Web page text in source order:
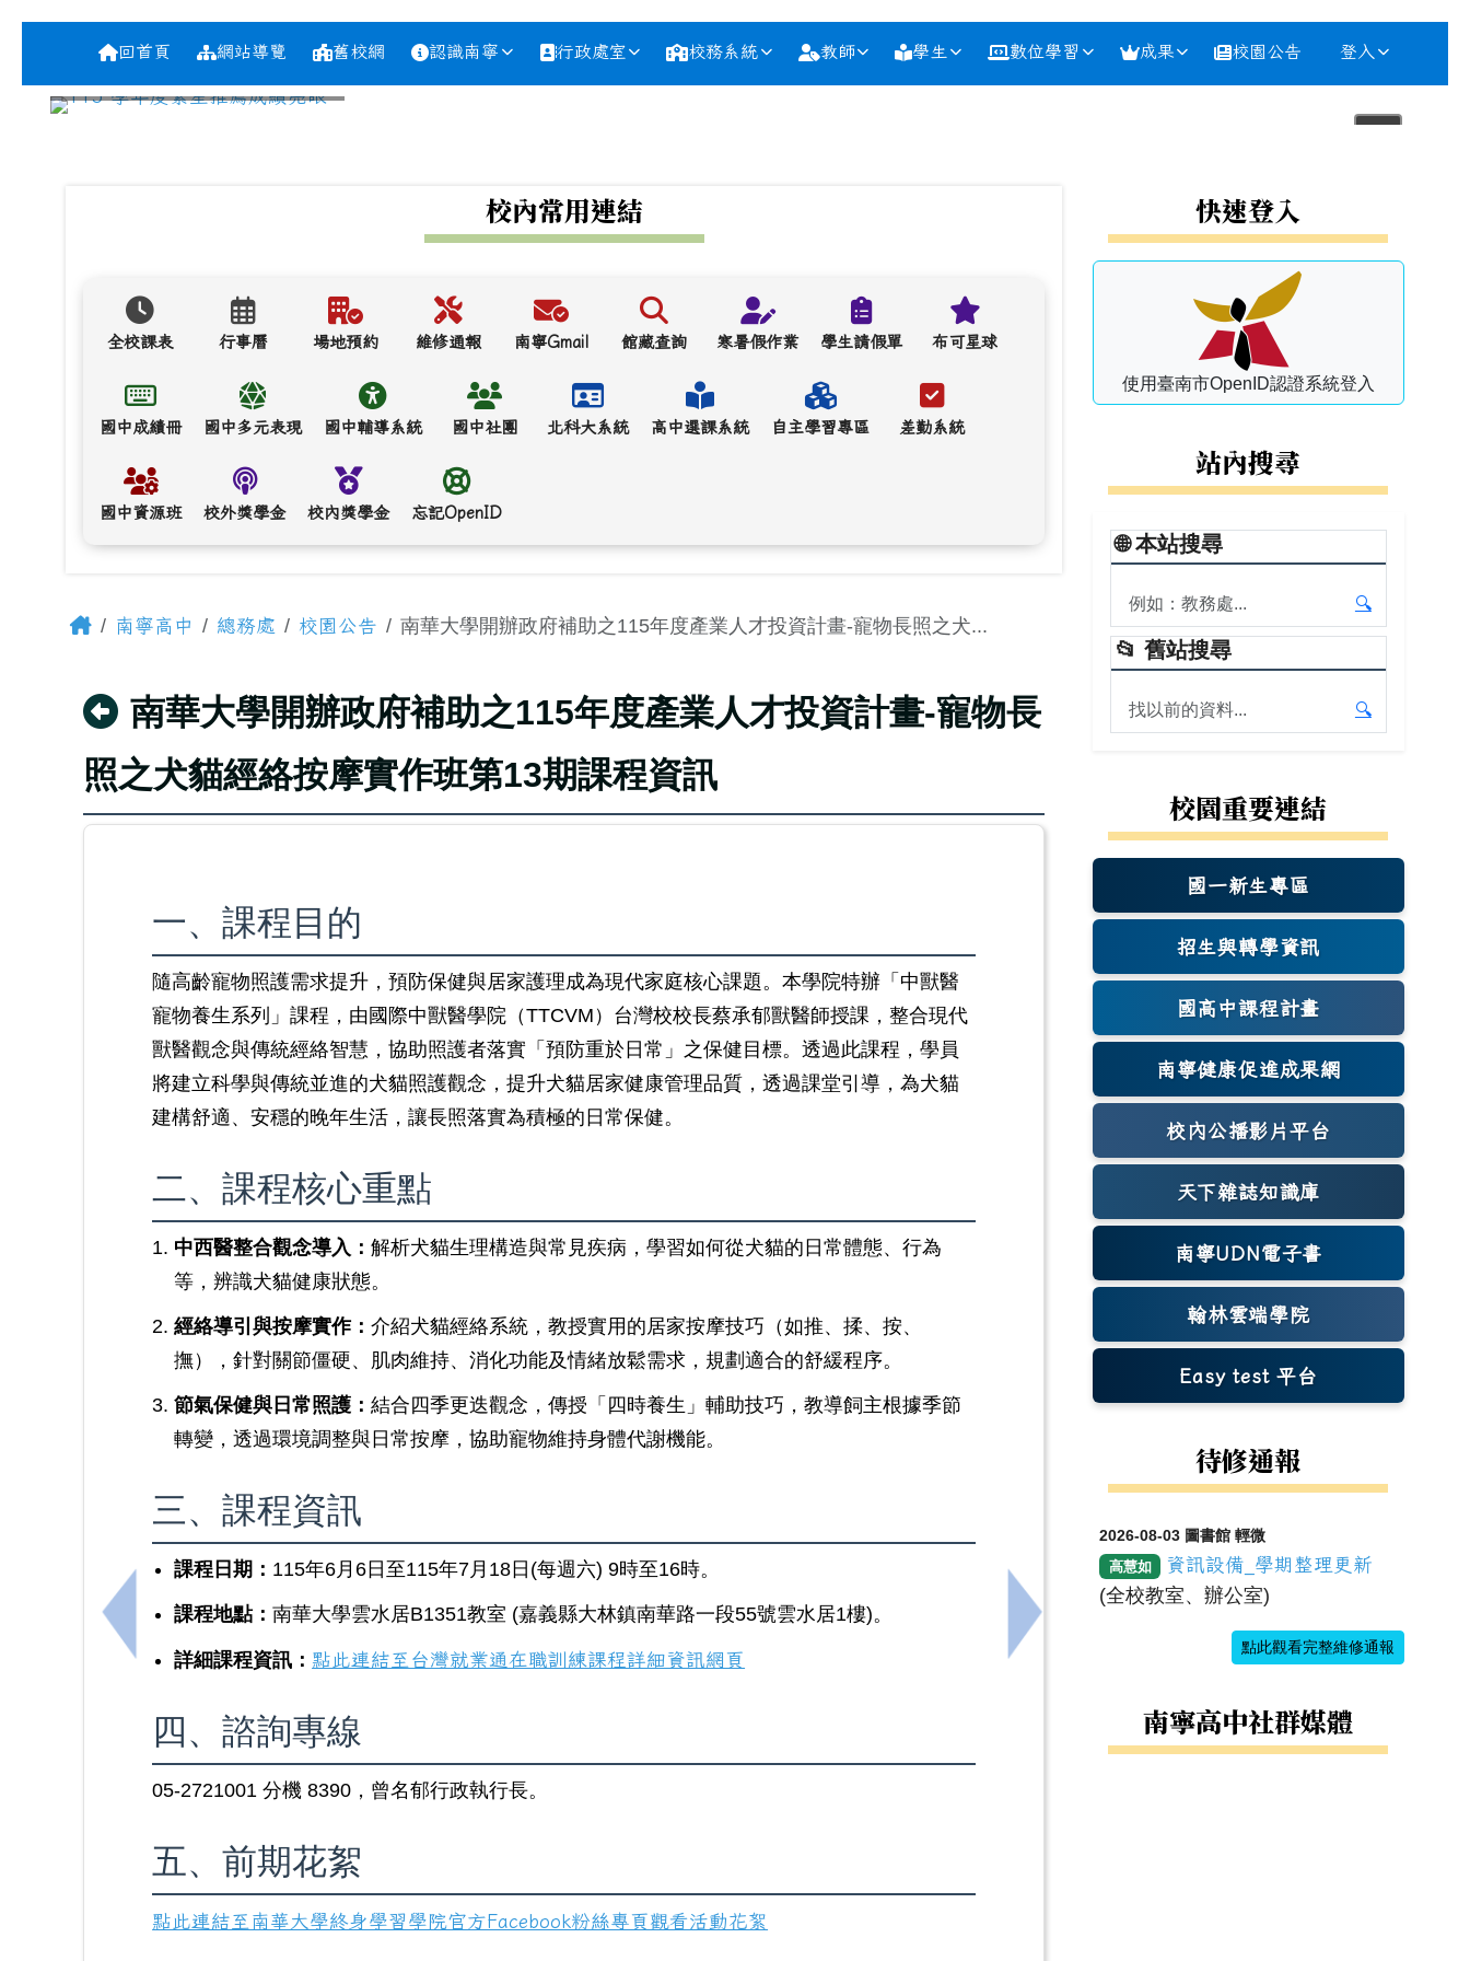
台南市南寧高中
導覽列回首頁 網站導覽 舊校網 認識南寧 行政處室 校務系統 教師 學生 數位學習 成果 校園公告 登入
校內常用連結
全校課表 行事曆 場地預約 維修通報 南寧Gmail 館藏查詢 寒暑假作業 學生請假單 布可星球
國中成績冊 國中多元表現 國中輔導系統 國中社團 北科大系統 高中選課系統 自主學習專區 差勤系統
國中資源班 校外獎學金 校內獎學金 忘記OpenID
主內容區域
Home南寧高中 總務處 校園公告 南華大學開辦政府補助之115年度產業人才投資計畫-寵物長照之犬...
回上頁
南華大學開辦政府補助之115年度產業人才投資計畫-寵物長
照之犬貓經絡按摩實作班第13期課程資訊
上一筆：114學年度第2學期第14次行政會議會議紀錄(115/06/02)
一、課程目的
隨高齡寵物照護需求提升，預防保健與居家護理成為現代家庭核心課題。本學院特辦「中獸醫
寵物養生系列」課程，由國際中獸醫學院（TTCVM）台灣校校長蔡承郁獸醫師授課，整合現代
獸醫觀念與傳統經絡智慧，協助照護者落實「預防重於日常」之保健目標。透過此課程，學員
將建立科學與傳統並進的犬貓照護觀念，提升犬貓居家健康管理品質，透過課堂引導，為犬貓
建構舒適、安穩的晚年生活，讓長照落實為積極的日常保健。
二、課程核心重點
中西醫整合觀念導入：解析犬貓生理構造與常見疾病，學習如何從犬貓的日常體態、行為
等，辨識犬貓健康狀態。
經絡導引與按摩實作：介紹犬貓經絡系統，教授實用的居家按摩技巧（如推、揉、按、
撫），針對關節僵硬、肌肉維持、消化功能及情緒放鬆需求，規劃適合的舒緩程序。
節氣保健與日常照護：結合四季更迭觀念，傳授「四時養生」輔助技巧，教導飼主根據季節
轉變，透過環境調整與日常按摩，協助寵物維持身體代謝機能。
三、課程資訊
課程日期： 115年6月6日至115年7月18日(每週六) 9時至16時。
課程地點：南華大學雲水居B1351教室 (嘉義縣大林鎮南華路一段55號雲水居1樓)。
詳細課程資訊： 點此連結至台灣就業通在職訓練課程詳細資訊網頁
四、諮詢專線
05-2721001 分機 8390，曾名郁行政執行長。
五、前期花絮
點此連結至南華大學終身學習學院官方Facebook粉絲專頁觀看活動花絮
下一筆：海洋委員會推廣本會115年6月7日「
左邊區域內容
快速登入
使用臺南市OpenID認證系統登入
站內搜尋
🌐本站搜尋
搜尋本站內容
🔍
開始本站搜尋
📂 舊站搜尋
搜尋舊站內容
🔍
開始舊站搜尋
校園重要連結
國一新生專區
(另開新視窗)
招生與轉學資訊
國高中課程計畫
南寧健康促進成果網
(另開新視窗)
校內公播影片平台
天下雜誌知識庫
(另開新視窗)
南寧UDN電子書
翰林雲端學院
Easy test 平台
(另開新視窗)
待修通報
2026-08-03 圖書館 輕微
高慧如 資訊設備_學期整理更新
(全校教室、辦公室)
點此觀看完整維修通報
南寧高中社群媒體